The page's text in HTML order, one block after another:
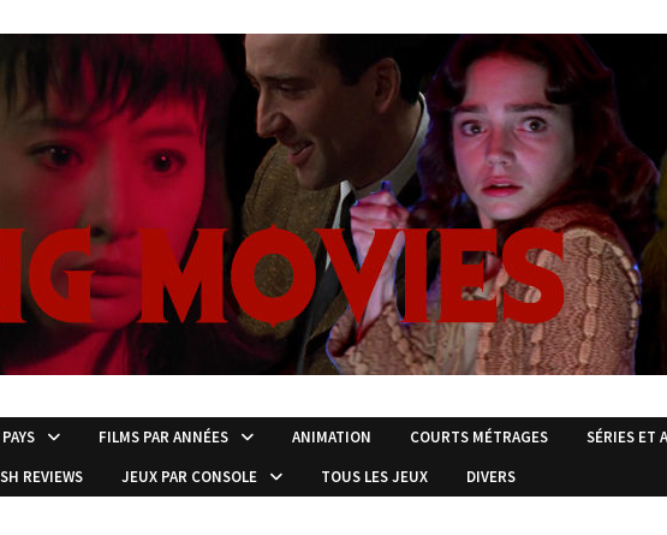
FILMS PAR ANNÉES ANIMATION COURTS MÉTRAGES
SÉRIES ET
REVIEWS
JEUX PAR CONSOLE TOUS LES JEUX DIVERS